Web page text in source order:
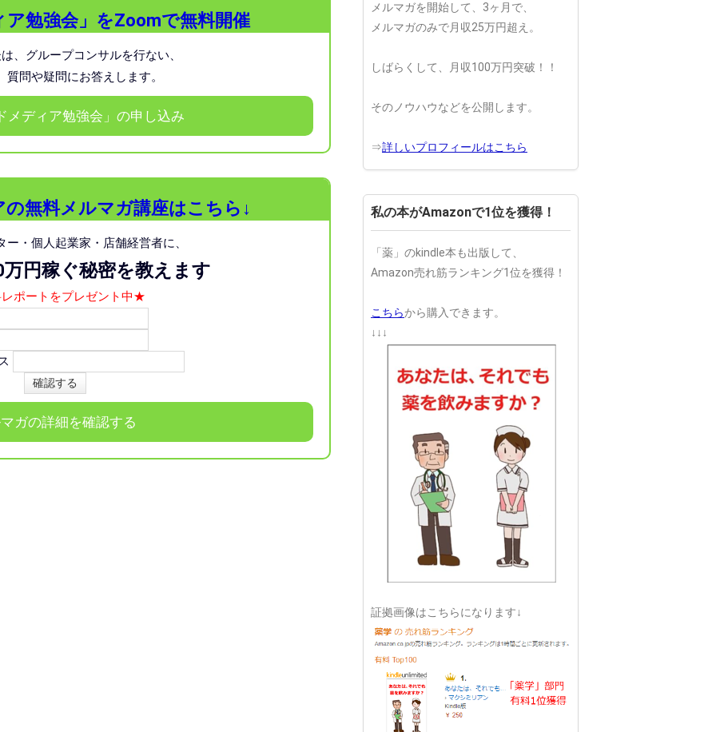
勉強会」をZoomで無料開催
、グループコンサルを行ない、
質問や疑問にお答えします。
ディア勉強会」の申し込み
無料メルマガ講座はこちら↓
ー・個人起業家・店舗経営者に、
円稼ぐ秘密を教えます
ポートをプレゼント中★
ガの詳細を確認する
メルマガを開始して、3ヶ月で、
メルマガのみで月収25万円超え。
しばらくして、月収100万円突破！！
そのノウハウなどを公開します。
⇒詳しいプロフィールはこちら
私の本がAmazonで1位を獲得！
「薬」のkindle本も出版して、
Amazon売れ筋ランキング1位を獲得！
こちらから購入できます。
↓↓↓
証拠画像はこちらになります↓